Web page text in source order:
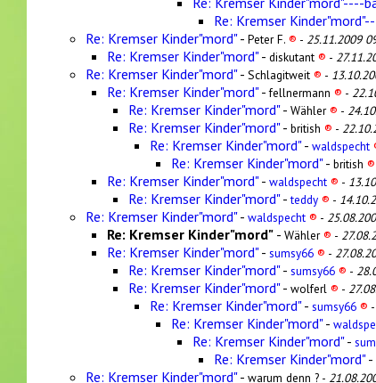
Re: Kremser
Re: Kremser Kinder"mord"- Peter F. ® - 25.11.2009
Re: Kremser Kinder"mord"- diskutant ® -
Re: Kremser Kinder"mord"- Schlagitweit ® -
Re: Kremser Kinder"mord"-fellnermann ® -
Re: Kremser Kinder"mord"- Wähler® -
Re: Kremser Kinder"mord"- british ® -
Re: Kremser Kinder"mord"- waldspecht
Re: Kremser Kinder"mord"- british ®
Re: Kremser Kinder"mord"- waldspecht ® -
Re: Kremser Kinder"mord"-teddy ® -
Re: Kremser Kinder"mord"- waldspecht ® -
Re: Kremser Kinder"mord" - Wähler® -
Re: Kremser Kinder"mord"- sumsy66 ® -
Re: Kremser Kinder"mord"- sumsy66 ® -
Re: Kremser Kinder"mord"- wolferl ® -
Re: Kremser Kinder"mord"- sumsy66 ® -
Re: Kremser Kinder"mord"-
Re: Kremser Kinder"mord"-
Re: Kremser Kinder"mord"-
Re: Kremser Kinder"mord"- warum denn ? -